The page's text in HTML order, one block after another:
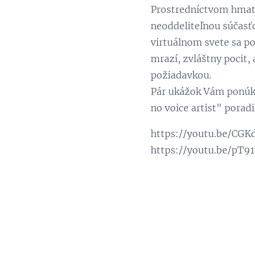
Prostredníctvom
neoddeliteľnou
virtuálnom svete sa
mrazí, zvláštny pocit,
požiadavkou.
Pár ukážok Vám
no voice artist"
https://youtu.be/
https://youtu.be/